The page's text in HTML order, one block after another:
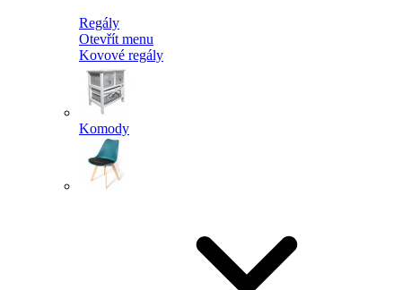
Regály
Otevřít menu
Kovové regály
Komody